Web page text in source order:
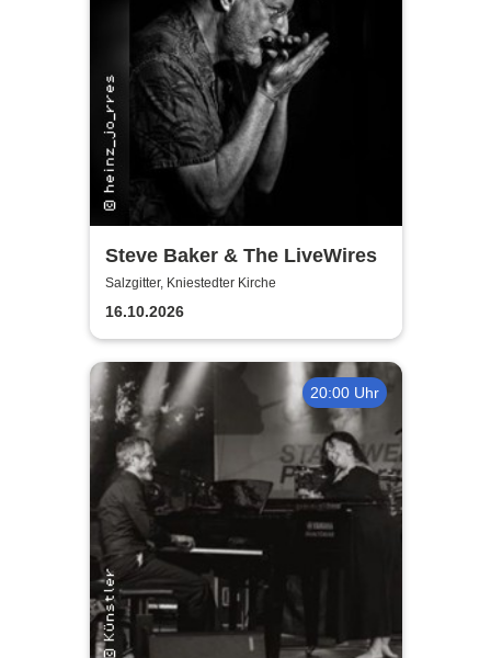
Steve Baker & The LiveWires
Salzgitter, Kniestedter Kirche
16.10.2026
20:00 Uhr